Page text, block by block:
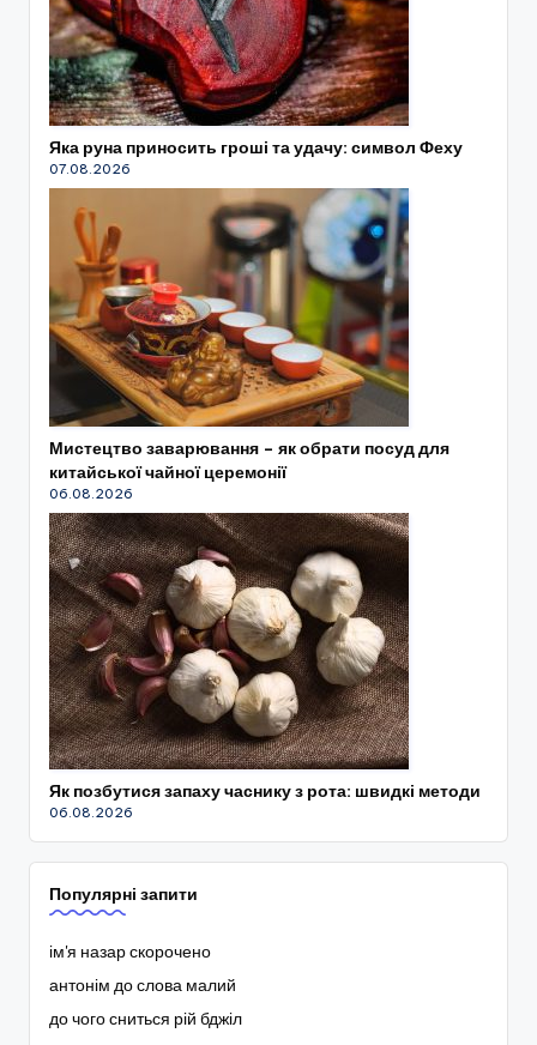
Яка руна приносить гроші та удачу: символ Феху
07.08.2026
Мистецтво заварювання – як обрати посуд для
китайської чайної церемонії
06.08.2026
Як позбутися запаху часнику з рота: швидкі методи
06.08.2026
Популярні запити
ім'я назар скорочено
антонім до слова малий
до чого сниться рій бджіл